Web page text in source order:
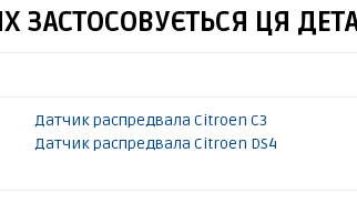
ЗАСТОСОВУЄТЬСЯ ЦЯ
Датчик распредвала Citroen C3
Датчик распредвала Citroen DS4